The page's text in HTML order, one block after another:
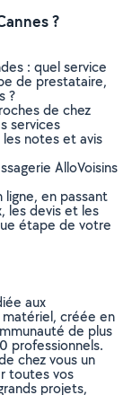
?
: quel service
de prestataire,
?
de chez
services
notes et avis
AlloVoisins
en passant
les devis et les
étape de votre
aux
créée en
de plus
professionnels.
chez vous un
toutes vos
projets,